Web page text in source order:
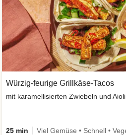
Würzig-feurige Grillkäse-Tacos
mit karamellisierten Zwiebeln und Aioli
25 min